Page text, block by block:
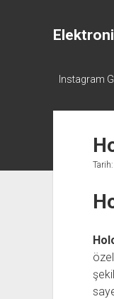
Instagram
Tarih: